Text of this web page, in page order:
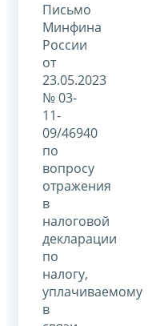
Письмо
Минфина
России
от
23.05.2023
№ 03-
11-
09/46940
по
вопросу
отражения
в
налоговой
декларации
по
налогу,
уплачиваемому
в